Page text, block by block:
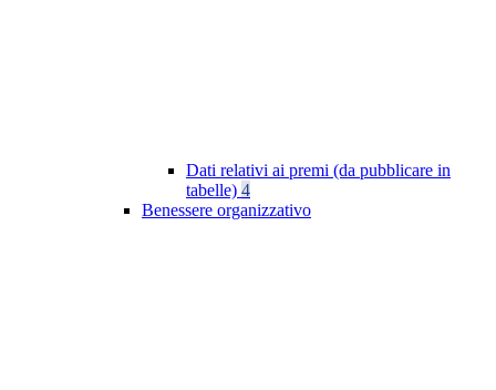
Dati relativi ai premi (da pubblicare in
tabelle) 4
Benessere organizzativo